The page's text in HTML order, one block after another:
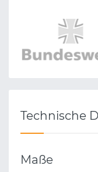
Technische
Maße